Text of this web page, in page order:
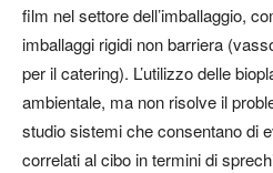
film nel settore dell’imballaggio,
imballaggi rigidi non barriera
per il catering). L’utilizzo delle
ambientale, ma non risolve il
studio sistemi che consentano di
correlati al cibo in termini di